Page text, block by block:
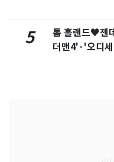
5
톰 홀랜드♥젠
더맨4'·'오디